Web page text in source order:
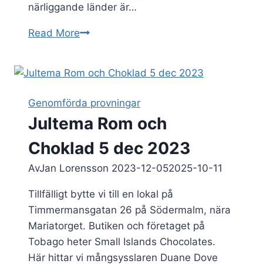
närliggande länder är…
Read MoreMontenegro
21
Genomförda provningar
Jultema Rom och
Choklad 5 dec 2023
AvJan Lorensson 2023-12-052025-10-11
Tillfälligt bytte vi till en lokal på
Timmermansgatan 26 på Södermalm, nära
Mariatorget. Butiken och företaget på
Tobago heter Small Islands Chocolates.
Här hittar vi mångsysslaren Duane Dove